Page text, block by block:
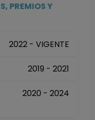
de
hasta 30-04-2025
ASOCIADO C TC No
Instituto de
PREMIOS Y
2022 - VIGENTE
2019 - 2021
2020 - 2024